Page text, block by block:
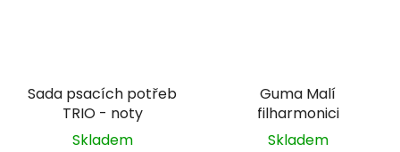
Sada psacích potřeb
TRIO - noty
Skladem
Guma Malí
filharmonici
Skladem